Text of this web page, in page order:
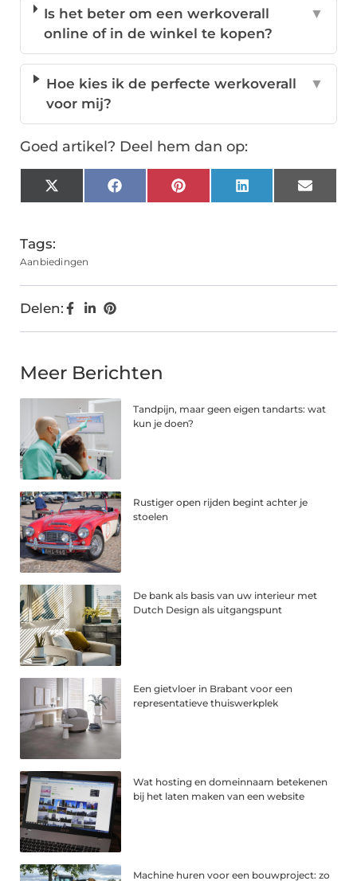
Is het beter om een werkoverall
online of in de winkel te kopen?
▼
Hoe kies ik de perfecte werkoverall
voor mij?
▼
Goed artikel? Deel hem dan op:
X
(Twitter)
FacebookPinterestLinkedInEmail
Tags:
Aanbiedingen
Delen:
Meer Berichten
Tandpijn, maar geen eigen tandarts: wat
kun je doen?
Rustiger open rijden begint achter je
stoelen
De bank als basis van uw interieur met
Dutch Design als uitgangspunt
Een gietvloer in Brabant voor een
representatieve thuiswerkplek
Wat hosting en domeinnaam betekenen
bij het laten maken van een website
Machine huren voor een bouwproject: zo